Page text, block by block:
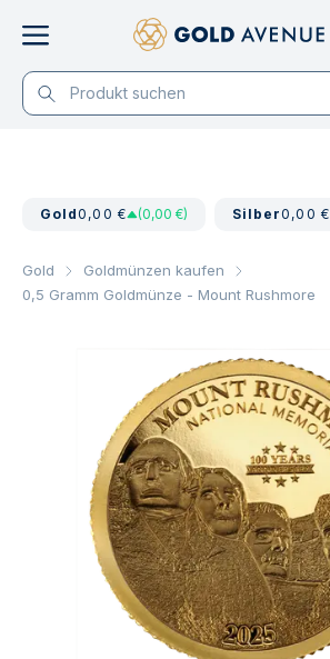
Gold0,00 € (0,00 €) Silber0,00 €
Gold
Goldmünzen kaufen
0,5 Gramm Goldmünze - Mount Rushmore